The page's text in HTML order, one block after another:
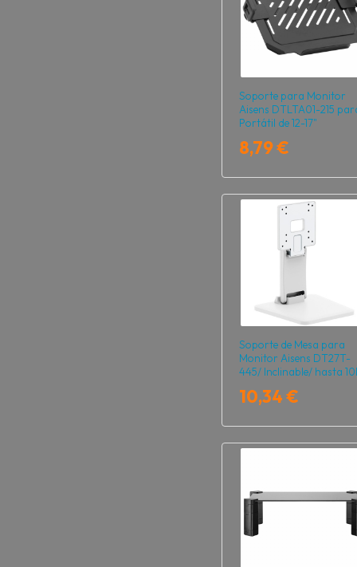
Soporte para Monitor
Aisens DTLTA01-215
Portátil de 12-17"
8,79 €
Soporte de Mesa para
Monitor Aisens DT27T-
445/ Inclinable/ hasta
10,34 €